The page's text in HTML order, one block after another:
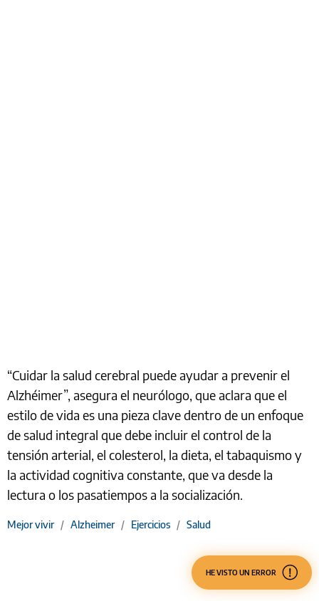
“Cuidar la salud cerebral puede ayudar a prevenir el
Alzhéimer”, asegura el neurólogo, que aclara que el
estilo de vida es una pieza clave dentro de un enfoque
de salud integral que debe incluir el control de la
tensión arterial, el colesterol, la dieta, el tabaquismo y
la actividad cognitiva constante, que va desde la
lectura o los pasatiempos a la socialización.
Mejor vivir / Alzheimer / Ejercicios / Salud
HE VISTO UN ERROR